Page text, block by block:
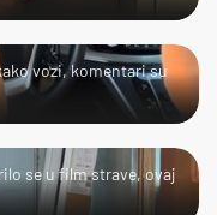
vozi, komentari su
se u film strave, ovaj